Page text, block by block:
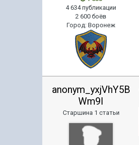
4 634 публикации
2 600 боёв
Город:Воронеж
anonym_yxjVhY5B
Wm9I
Старшина 1 статьи